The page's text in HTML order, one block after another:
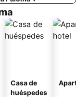
Casa de
huéspedes